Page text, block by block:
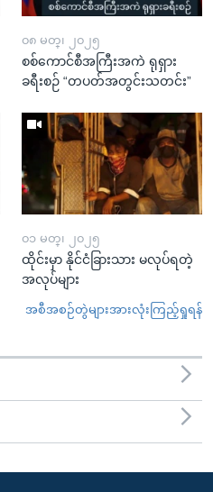
၀၈ မတ္၊ ၂၀၂၅
စစ်ကောင်စီအကြီးအကဲ ရုရှား
ခရီးစဉ် “တပတ်အတွင်းသတင်း”
၀၁ မတ္၊ ၂၀၂၅
ထိုင်းမှာ နိုင်ငံခြားသား မလုပ်ရတဲ့
အလုပ်များ
အစီအစဉ်တွဲများအားလုံးကြည့်ရှုရန်